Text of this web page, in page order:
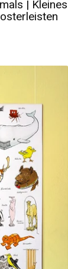
| Kleines